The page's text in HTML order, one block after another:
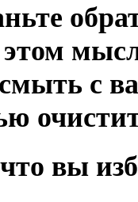
с
вы